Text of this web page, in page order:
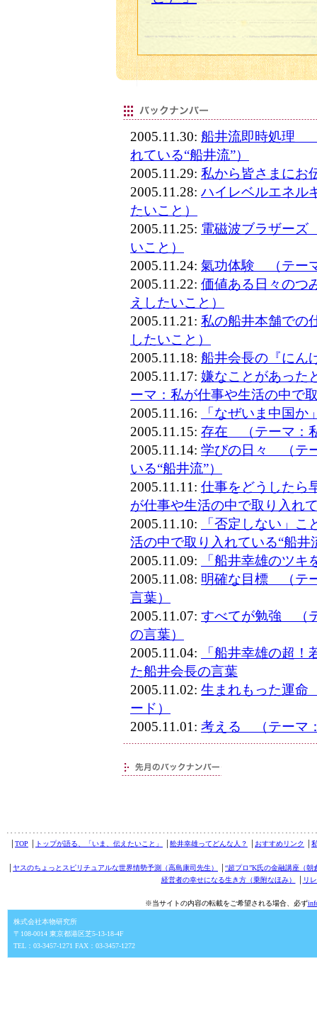
2005.11.30: 船井流即時処理
れている“船井流”）
2005.11.29: 私から皆さまにお
2005.11.28: ハイレベルエネル
たいこと）
2005.11.25: 電磁波ブラザー
いこと）
2005.11.24: 氣功体験 （テー
2005.11.22: 価値ある日々のつ
えしたいこと）
2005.11.21: 私の船井本舗での
したいこと）
2005.11.18: 船井会長の『にん
2005.11.17: 嫌なことがあった
ーマ：私が仕事や生活の中で
2005.11.16:
「なぜいま中国
2005.11.15: 存在 （テーマ：
2005.11.14: 学びの日々 （テ
いる“船井流”）
2005.11.11: 仕事をどうしたら
が仕事や生活の中で取り入れ
2005.11.10:
「否定しない」
活の中で取り入れている“船井
2005.11.09:
「船井幸雄のツ
2005.11.08: 明確な目標 （テ
言葉）
2005.11.07: すべてが勉強 （
の言葉）
2005.11.04:
「船井幸雄の超
た船井会長の言葉
2005.11.02: 生まれもった運命
ード）
2005.11.01: 考える （テーマ
TOP トップが語る、「いま、伝えたいこと」 舩井幸雄ってどんな人？ おすすめリンク
ヤスのちょっとスピリチュアルな世界情勢予測（高島康司先生）
“超プロ”K氏の金融講座（朝
経営者の幸せになる生き方（乗附なほみ）
リ
※当サイトの内容の転載をご希望される場合、必ず
株式会社本物研究所
〒108-0014 東京都港区芝5-13-18-4F
TEL：03-3457-1271 FAX：03-3457-1272